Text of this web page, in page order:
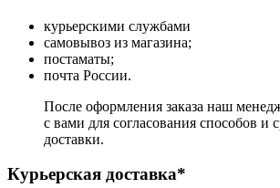
курьерскими службами
самовывоз из магазина;
постаматы;
почта России.
После оформления заказа наш
с вами для согласования способов и
доставки.
Курьерская доставка*